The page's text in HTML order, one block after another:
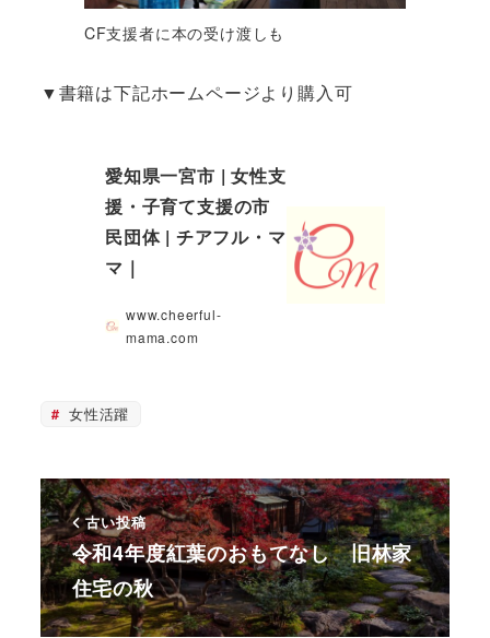
CF支援者に本の受け渡しも
▼書籍は下記ホームページより購入可
愛知県一宮市 | 女性支
援・子育て支援の市
民団体 | チアフル・マ
マ｜
www.cheerful-
mama.com
女性活躍
古い投稿
令和4年度紅葉のおもてなし 旧林家
住宅の秋